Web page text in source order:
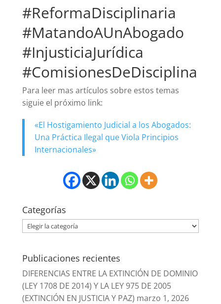
#ReformaDisciplinaria
#MatandoAUnAbogado
#InjusticiaJurídica
#ComisionesDeDisciplina
Para leer mas artículos sobre estos temas
siguie el próximo link:
«El Hostigamiento Judicial a los Abogados:
Una Práctica Ilegal que Viola Principios
Internacionales»
Categorías
Categorías
Publicaciones recientes
DIFERENCIAS ENTRE LA EXTINCIÓN DE DOMINIO
(LEY 1708 DE 2014) Y LA LEY 975 DE 2005
(EXTINCIÓN EN JUSTICIA Y PAZ) marzo 1, 2026